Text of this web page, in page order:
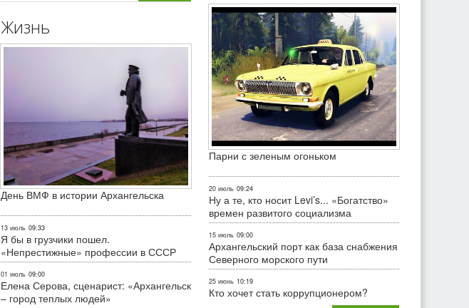
Жизнь
День ВМФ в истории Архангельска
13 июль 09:33
Я бы в грузчики пошел.
«Непрестижные» профессии в СССР
01 июль 09:00
Елена Серова, сценарист: «Архангельск
– город теплых людей»
Парни с зеленым огоньком
20 июль 09:24
Ну а те, кто носит Levi’s... «Богатство»
времен развитого социализма
15 июль 09:00
Архангельский порт как база снабжения
Северного морского пути
25 июнь 10:19
Кто хочет стать коррупционером?